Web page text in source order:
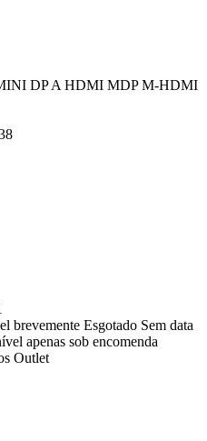
DP A HDMI MDP M-HDMI
brevemente Esgotado Sem data
apenas sob encomenda
Outlet